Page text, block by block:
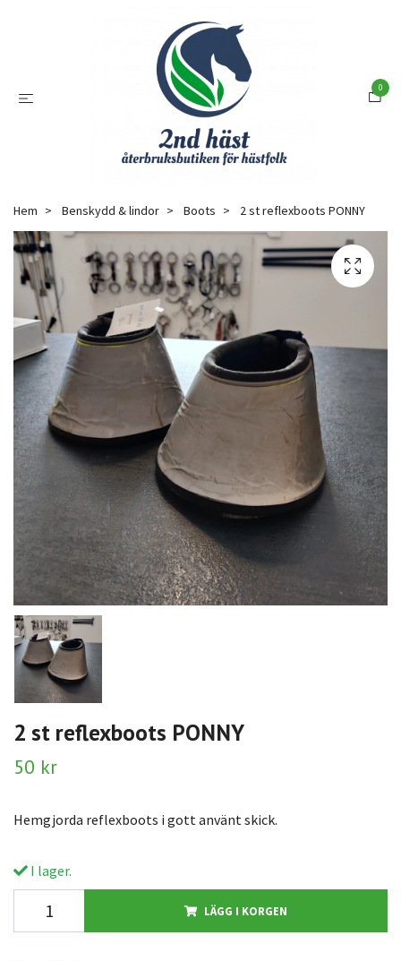
0
Hem Benskydd & lindor Boots 2 st reflexboots PONNY
2 st reflexboots PONNY
50 kr
Hemgjorda reflexboots i gott använt skick.
I lager.
LÄGG I KORGEN